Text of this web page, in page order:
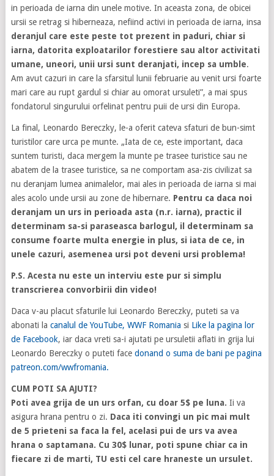
in perioada de iarna din unele motive. In aceasta zona, de obicei
ursii se retrag si hiberneaza, nefiind activi in perioada de iarna, insa
deranjul care este peste tot prezent in paduri, chiar si
iarna, datorita exploatarilor forestiere sau altor activitati
umane, uneori, unii ursi sunt deranjati, incep sa umble.
Am avut cazuri in care la sfarsitul lunii februarie au venit ursi foarte
mari care au rupt gardul si chiar au omorat ursuleti”, a mai spus
fondatorul singurului orfelinat pentru puii de ursi din Europa.
La final, Leonardo Bereczky, le-a oferit cateva sfaturi de bun-simt
turistilor care urca pe munte. „Iata de ce, este important, daca
suntem turisti, daca mergem la munte pe trasee turistice sau ne
abatem de la trasee turistice, sa ne comportam asa-zis civilizat sa
nu deranjam lumea animalelor, mai ales in perioada de iarna si mai
ales acolo unde ursii au zone de hibernare. Pentru ca daca noi
deranjam un urs in perioada asta (n.r. iarna), practic il
determinam sa-si paraseasca barlogul, il determinam sa
consume foarte multa energie in plus, si iata de ce, in
unele cazuri, asemenea ursi pot deveni ursi problema!
P.S. Acesta nu este un interviu este pur si simplu
transcrierea convorbirii din video!
Daca v-au placut sfaturile lui Leonardo Bereczky, puteti sa va
abonati la canalul de YouTube, WWF Romania si Like la pagina lor
de Facebook, iar daca vreti sa-i ajutati pe ursuletii aflati in grija lui
Leonardo Bereczky o puteti face donand o suma de bani pe pagina
patreon.com/wwfromania.
CUM POTI SA AJUTI?
Poti avea grija de un urs orfan, cu doar 5$ pe luna. Ii va
asigura hrana pentru o zi. Daca iti convingi un pic mai mult
de 5 prieteni sa faca la fel, acelasi pui de urs va avea
hrana o saptamana. Cu 30$ lunar, poti spune chiar ca in
fiecare zi de marti, TU esti cel care hraneste un ursulet.